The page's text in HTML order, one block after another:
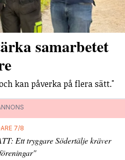
samarbetet
kan påverka på flera sätt."
7/8
Ett tryggare Södertälje kräver